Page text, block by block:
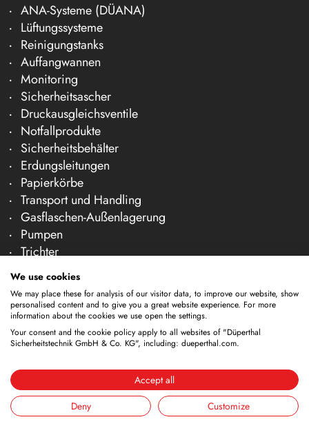
ANA-Systeme (DÜANA)
Lüftungssysteme
Reinigungstanks
Auffangwannen
Monitoring
Sicherheitsascher
Druckausgleichsventile
Notfallprodukte
Sicherheitsbehälter
Erdungsleitungen
Papierkörbe
Transport und Handling
Gasflaschen-Außenlagerung
Pumpen
Trichter
Lagercontainer
Reinigungsgefäße
Zapfhähne
Unternehmen
Team
Karriere
News & Fachartikel
We use cookies
We may place these for analysis of our visitor data, to improve our website, show
personalised content and to give you a great website experience. For more
information about the cookies we use open the settings.
Your consent and the cookie policy apply to all websites of "Düperthal
Sicherheitstechnik GmbH & Co. KG", including: dueperthal.com.
Accept all
Deny
Customize